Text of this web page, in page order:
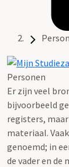
Personen
Er zijn veel
bijvoorbeeld
registers,
materiaal.
genoemd; in
de vader en de